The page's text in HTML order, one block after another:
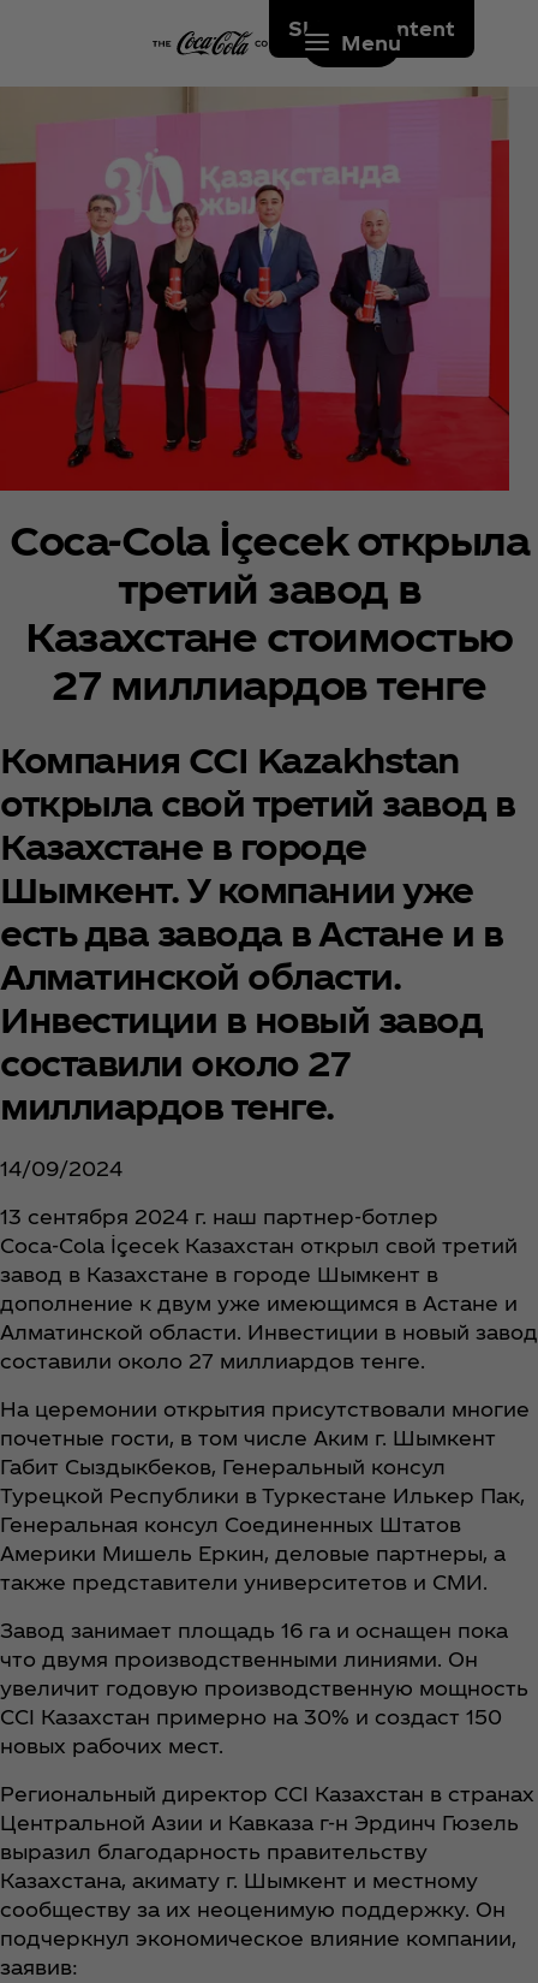
Skip to content
Menu
Coca‑Cola İçecek открыла
третий завод в
Казахстане стоимостью
27 миллиардов тенге
Компания CCI Kazakhstan
открыла свой третий завод в
Казахстане в городе
Шымкент. У компании уже
есть два завода в Астане и в
Алматинской области.
Инвестиции в новый завод
составили около 27
миллиардов тенге.
14/09/2024
13 сентября 2024 г. наш партнер-ботлер
Coca‑Cola İçecek Казахстан открыл свой третий
завод в Казахстане в городе Шымкент в
дополнение к двум уже имеющимся в Астане и
Алматинской области. Инвестиции в новый завод
составили около 27 миллиардов тенге.
На церемонии открытия присутствовали многие
почетные гости, в том числе Аким г. Шымкент
Габит Сыздыкбеков, Генеральный консул
Турецкой Республики в Туркестане Илькер Пак,
Генеральная консул Соединенных Штатов
Америки Мишель Еркин, деловые партнеры, а
также представители университетов и СМИ.
Завод занимает площадь 16 га и оснащен пока
что двумя производственными линиями. Он
увеличит годовую производственную мощность
CCI Казахстан примерно на 30% и создаст 150
новых рабочих мест.
Региональный директор CCI Казахстан в странах
Центральной Азии и Кавказа г-н Эрдинч Гюзель
выразил благодарность правительству
Казахстана, акимату г. Шымкент и местному
сообществу за их неоценимую поддержку. Он
подчеркнул экономическое влияние компании,
заявив: